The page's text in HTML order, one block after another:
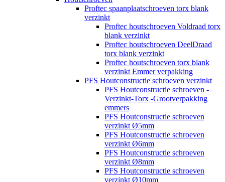
Proftec spaanplaatschroeven torx blank
verzinkt
Proftec houtschroeven Voldraad torx
blank verzinkt
Proftec houtschroeven DeelDraad
torx blank verzinkt
Proftec houtschroeven torx blank
verzinkt Emmer verpakking
PFS Houtconstructie schroeven verzinkt
PFS Houtconstructie schroeven -
Verzinkt-Torx -Grootverpakking
emmers
PFS Houtconstructie schroeven
verzinkt Ø5mm
PFS Houtconstructie schroeven
verzinkt Ø6mm
PFS Houtconstructie schroeven
verzinkt Ø8mm
PFS Houtconstructie schroeven
verzinkt Ø10mm